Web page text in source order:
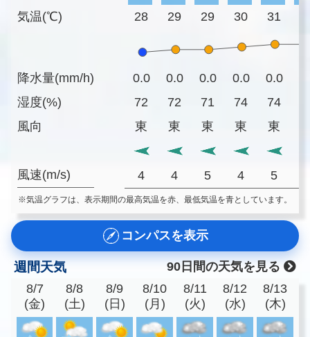
気温(℃)
降水量(mm/h)
湿度(%)
風向
風速(m/s)
28 29 29 30 31
0.0 0.0 0.0 0.0 0.0
72
72 71 74 74
東
東 東 東 東
4 4 5 4 5
※気温グラフは、表示期間の最高気温を赤、最低気温を青としています。
コンパスを表示
週間天気
90日間の天気を見る
8/7
(金)
8/8
(土)
8/9
(日)
8/10
(月)
8/11
(火)
8/12
(水)
8/13
(木)